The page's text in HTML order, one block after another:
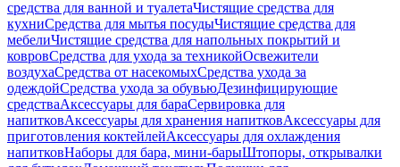
средства для ванной и туалетаЧистящие средства для
кухниСредства для мытья посудыЧистящие средства для
мебелиЧистящие средства для напольных покрытий и
ковровСредства для ухода за техникойОсвежители
воздухаСредства от насекомыхСредства ухода за
одеждойСредства ухода за обувьюДезинфицирующие
средстваАксессуары для бараСервировка для
напитковАксессуары для хранения напитковАксессуары для
приготовления коктейлейАксессуары для охлаждения
напитковНаборы для бара, мини-барыШтопоры, открывалки